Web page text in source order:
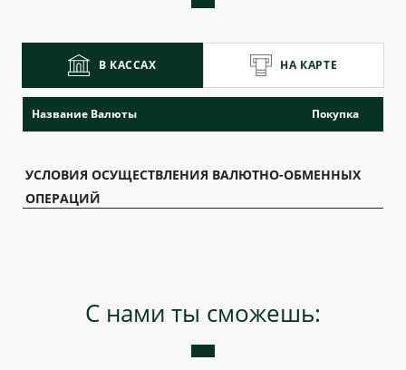
В КАССАХ НА КАРТЕ
Название Валюты Покупка
УСЛОВИЯ ОСУЩЕСТВЛЕНИЯ ВАЛЮТНО-ОБМЕННЫХ
ОПЕРАЦИЙ
С нами ты сможешь: